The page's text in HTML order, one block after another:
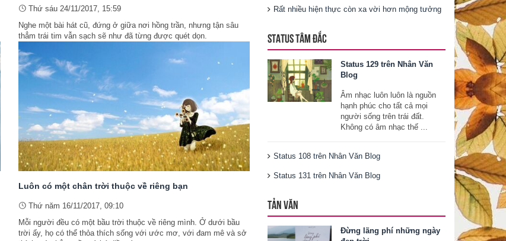
Thứ sáu 24/11/2017, 15:59
Nghe một bài hát cũ, đứng ở giữa nơi hồng trần, nhưng tận sâu
thẳm trái tim vẫn sạch sẽ như đã từng được quét dọn.
Luôn có một chân trời thuộc về riêng bạn
Thứ năm 16/11/2017, 09:10
Mỗi người đều có một bầu trời thuộc về riêng mình. Ở dưới bầu
trời ấy, họ có thể thỏa thích sống với ước mơ, với đam mê và sở
Rất nhiều hiện thực còn xa vời hơn mộng tưởng
STATUS TÂM ĐẮC
Status 129 trên Nhân Văn
Blog
Âm nhạc luôn luôn là nguồn
hạnh phúc cho tất cả mọi
người sống trên trái đất.
Không có âm nhạc thế ...
Status 108 trên Nhân Văn Blog
Status 131 trên Nhân Văn Blog
TẢN VĂN
Đừng lãng phí những ngày